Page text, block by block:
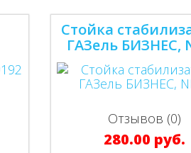
Стойка
ГАЗель БИЗНЕС,
Отзывов (0)
280.00 руб.